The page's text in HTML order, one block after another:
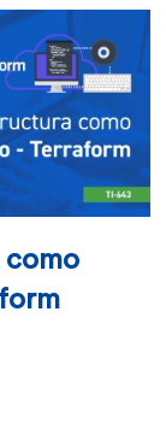
como